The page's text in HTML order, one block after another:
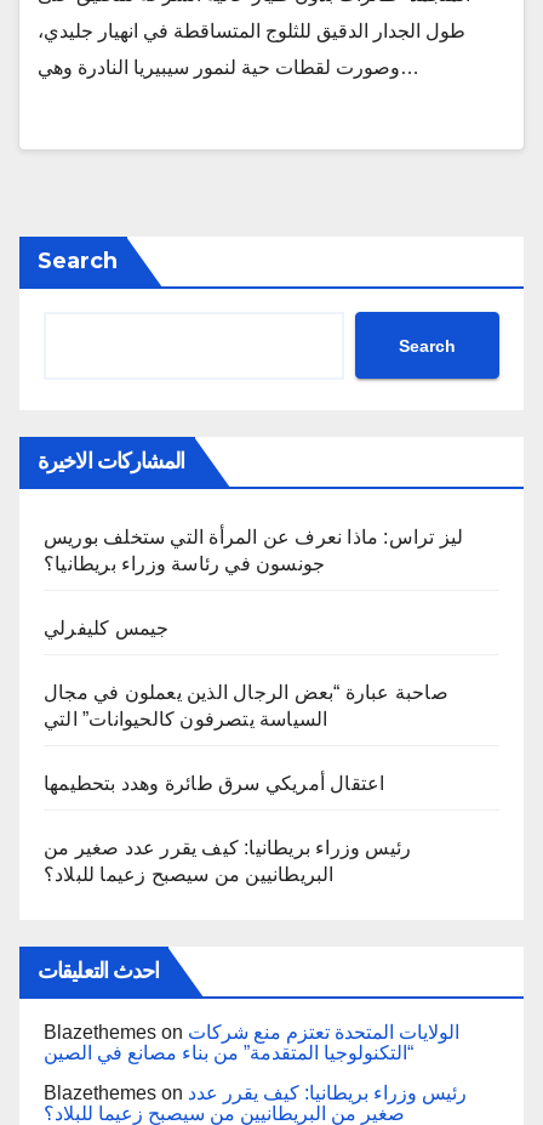
طول الجدار الدقيق للثلوج المتساقطة في انهيار جليدي،
وصورت لقطات حية لنمور سيبيريا النادرة وهي…
Search
Search
المشاركات الاخيرة
ليز تراس: ماذا نعرف عن المرأة التي ستخلف بوريس
جونسون في رئاسة وزراء بريطانيا؟
جيمس كليفرلي
صاحبة عبارة “بعض الرجال الذين يعملون في مجال
السياسة يتصرفون كالحيوانات” التي
اعتقال أمريكي سرق طائرة وهدد بتحطيمها
رئيس وزراء بريطانيا: كيف يقرر عدد صغير من
البريطانيين من سيصبح زعيما للبلاد؟
احدث التعليقات
Blazethemes on الولايات المتحدة تعتزم منع شركات
“التكنولوجيا المتقدمة” من بناء مصانع في الصين
Blazethemes on رئيس وزراء بريطانيا: كيف يقرر عدد
صغير من البريطانيين من سيصبح زعيما للبلاد؟